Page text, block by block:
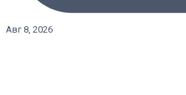
Авг 8, 2026